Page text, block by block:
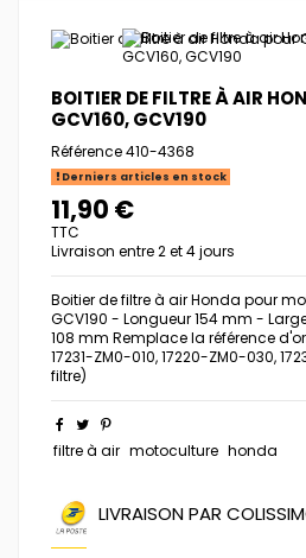
BOITIER DE FILTRE À AIR
GCV160, GCV190
Référence410-4368
Derniers articles en stock
11,90 €
TTC
Livraison entre 2 et 4 jours
Boitier de filtre à air Honda pour
GCV190 - Longueur 154 mm -
108 mm Remplace la référence
17231-ZM0-010, 17220-ZM0-030,
filtre)
filtre à air motoculture honda
LIVRAISON PAR